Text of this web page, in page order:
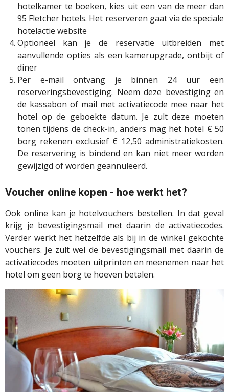
hotelkamer te boeken, kies uit een van de meer dan
95 Fletcher hotels. Het reserveren gaat via de speciale
hotelactie website
Optioneel kan je de reservatie uitbreiden met
aanvullende opties als een kamerupgrade, ontbijt of
diner
Per e-mail ontvang je binnen 24 uur een
reserveringsbevestiging. Neem deze bevestiging en
de kassabon of mail met activatiecode mee naar het
hotel op de geboekte datum. Je zult deze moeten
tonen tijdens de check-in, anders mag het hotel € 50
borg rekenen exclusief € 12,50 administratiekosten.
De reservering is bindend en kan niet meer worden
gewijzigd of worden geannuleerd.
Voucher online kopen - hoe werkt het?
Ook online kan je hotelvouchers bestellen. In dat geval
krijg je bevestigingsmail met daarin de activatiecodes.
Verder werkt het hetzelfde als bij in de winkel gekochte
vouchers. Je zult wel de bevestigingsmail met daarin de
activatiecodes moeten uitprinten en meenemen naar het
hotel om geen borg te hoeven betalen.